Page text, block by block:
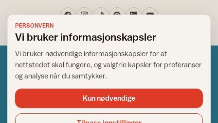
Norsk råd for hjem og bygg
Copyright © 1995-2026. All Rights Reserved.
PERSONVERN
Vi bruker informasjonskapsler
Vi bruker nødvendige informasjonskapsler for at
nettstedet skal fungere, og valgfrie kapsler for preferanser
og analyse når du samtykker.
Kun nødvendige